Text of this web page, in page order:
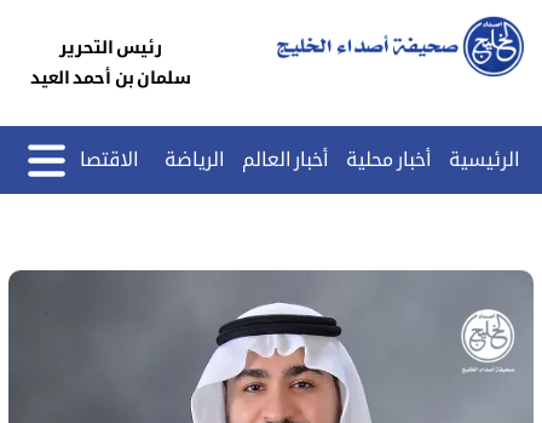
رئيس التحرير
سلمان بن أحمد العيد
الرئيسية أخبار محلية أخبار العالم الرياضة الاقتصاد